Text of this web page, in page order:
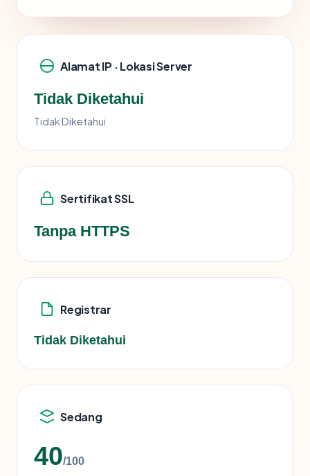
Alamat IP · Lokasi Server
Tidak Diketahui
Tidak Diketahui
Sertifikat SSL
Tanpa HTTPS
Registrar
Tidak Diketahui
Sedang
40/100